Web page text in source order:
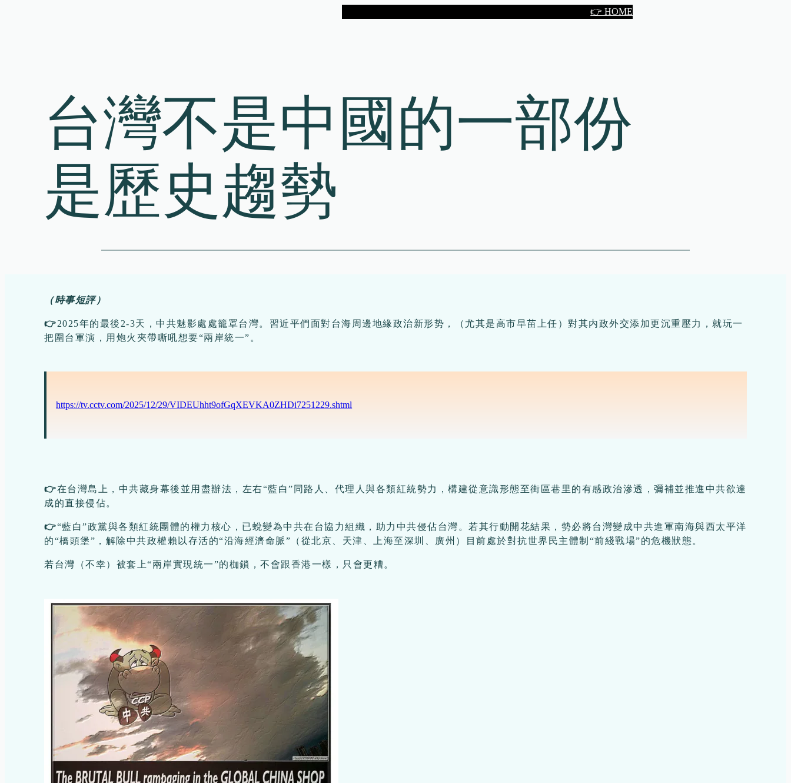
👉 HOME
台灣不是中國的一部份
是歷史趨勢
（時事短評）
👉2025年的最後2-3天，中共魅影處處籠罩台灣。習近平們面對台海周邊地緣政治新形势，（尤其是高市早苗上任）對其内政外交添加更沉重壓力，就玩一
把圍台軍演，用炮火夾帶嘶吼想要“兩岸統一”。
https://tv.cctv.com/2025/12/29/VIDEUhht9ofGqXEVKA0ZHDi7251229.shtml
👉在台灣島上，中共藏身幕後並用盡辦法，左右“藍白”同路人、代理人與各類紅統勢力，構建從意識形態至街區巷里的有感政治滲透，彌補並推進中共欲達
成的直接侵佔。
👉“藍白”政黨與各類紅統團體的權力核心，已蛻變為中共在台協力組織，助力中共侵佔台灣。若其行動開花結果，勢必將台灣變成中共進軍南海與西太平洋
的“橋頭堡”，解除中共政權賴以存活的“沿海經濟命脈”（從北京、天津、上海至深圳、廣州）目前處於對抗世界民主體制“前綫戰場”的危機狀態。
若台灣（不幸）被套上“兩岸實現統一”的枷鎖，不會跟香港一樣，只會更糟。